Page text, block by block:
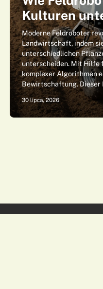
Kulturen
Moderne Feldroboter
Landwirtschaft, indem
unterschiedlichen
unterscheiden. Mit
komplexer Algorithmen
Bewirtschaftung.
30 lipca, 2026